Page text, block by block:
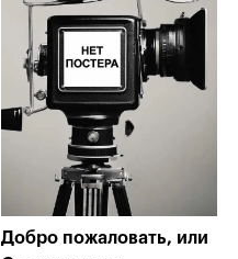
Добро пожаловать, или